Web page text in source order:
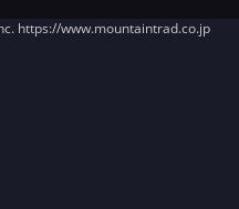
https://www.mountaintrad.co.jp